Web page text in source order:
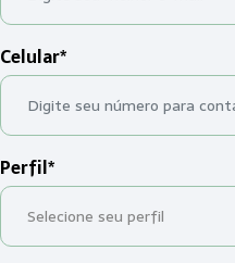
Celular*
Perfil*